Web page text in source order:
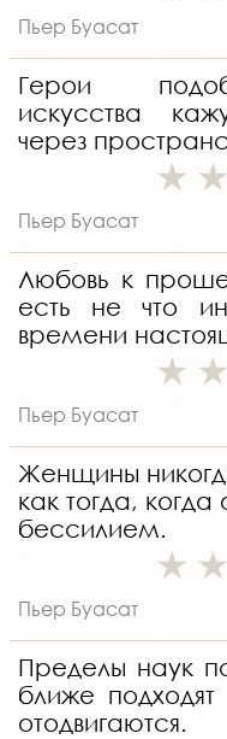
Пьер Буасат
Герои
искусства
через
Пьер Буасат
Любовь к
есть не что
времени
Пьер Буасат
Женщины
как тогда,
бессилием.
Пьер Буасат
Пределы наук
ближе
отодвигаются.